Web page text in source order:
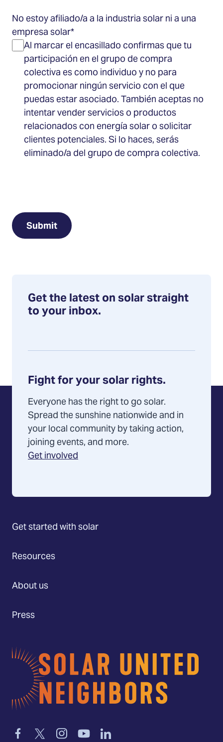
No estoy afiliado/a a la industria solar ni a una
empresa solar*
Al marcar el encasillado confirmas que tu
participación en el grupo de compra
colectiva es como individuo y no para
promocionar ningún servicio con el que
puedas estar asociado. También aceptas no
intentar vender servicios o productos
relacionados con energía solar o solicitar
clientes potenciales. Si lo haces, serás
eliminado/a del grupo de compra colectiva.
Get the latest on solar straight
to your inbox.
Fight for your solar rights.
Everyone has the right to go solar.
Spread the sunshine nationwide and in
your local community by taking action,
joining events, and more.
Get involved
Home
Link
Link Link Link Link
Get started with solar
Resources
About us
Press